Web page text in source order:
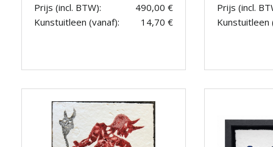
Prijs (incl. BTW):
490,00 €
Kunstuitleen (vanaf):
14,70 €
Prijs (incl.
Kunstuitleen